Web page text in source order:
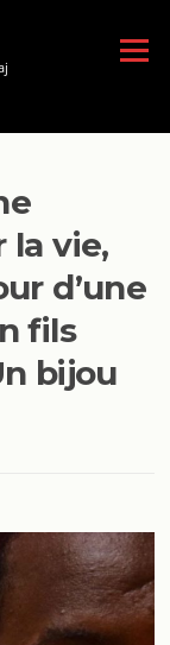
Menu
la vie,
d’une
fils
bijou